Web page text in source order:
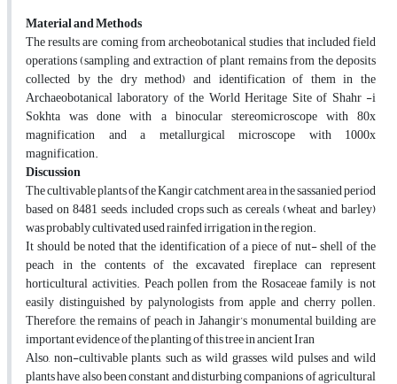
Material and Methods
The results are coming from archeobotanical studies that included field
operations (sampling and extraction of plant remains from the deposits
collected by the dry method) and identification of them in the
Archaeobotanical laboratory of the World Heritage Site of Shahr -i
Sokhta was done with a binocular stereomicroscope with 80x
magnification and a metallurgical microscope with 1000x
magnification.
Discussion
The cultivable plants of the Kangir catchment area in the sassanied period
based on 8481 seeds, included crops such as cereals (wheat and barley)
was probably cultivated used rainfed irrigation in the region.
It should be noted that the identification of a piece of nut- shell of the
peach in the contents of the excavated fireplace can represent
horticultural activities. Peach pollen from the Rosaceae family is not
easily distinguished by palynologists from apple and cherry pollen.
Therefore, the remains of peach in Jahangir’s monumental building are
important evidence of the planting of this tree in ancient Iran
Also, non-cultivable plants, such as wild grasses, wild pulses and wild
plants have also been constant and disturbing companions of agricultural